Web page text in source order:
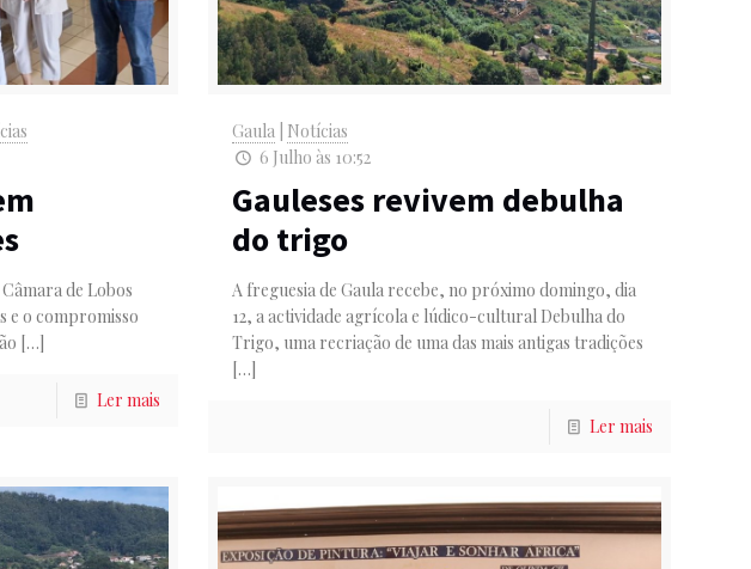
de Lobos
e o compromisso
[…]
Ler mais
Gaula| Notícias
6 Julho às 10:52
Gauleses revivem debulha
do trigo
A freguesia de Gaula recebe, no próximo domingo, dia
12, a actividade agrícola e lúdico-cultural Debulha do
Trigo, uma recriação de uma das mais antigas tradições
[…]
Ler mais